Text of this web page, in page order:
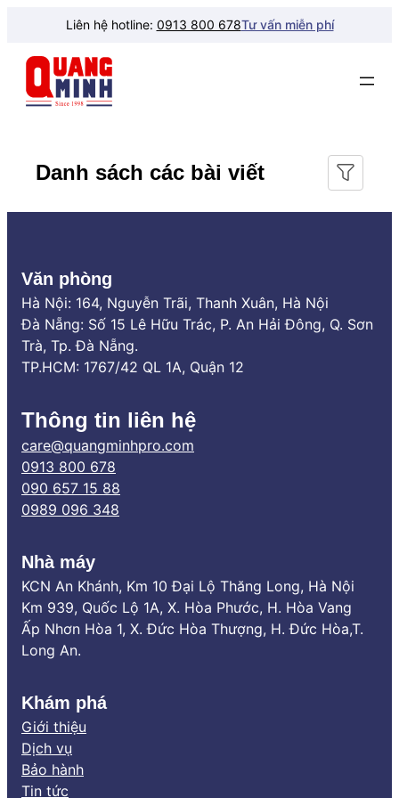
phần
dung
Liên hệ hotline: 0913 800 678Tư vấn miễn phí
Danh sách các bài viết
Văn phòng
Hà Nội: 164, Nguyễn Trãi, Thanh Xuân, Hà Nội
Đà Nẵng: Số 15 Lê Hữu Trác, P. An Hải Đông, Q. Sơn
Trà, Tp. Đà Nẵng.
TP.HCM: 1767/42 QL 1A, Quận 12
Thông tin liên hệ
care@quangminhpro.com
0913 800 678
090 657 15 88
0989 096 348
Nhà máy
KCN An Khánh, Km 10 Đại Lộ Thăng Long, Hà Nội
Km 939, Quốc Lộ 1A, X. Hòa Phước, H. Hòa Vang
Ấp Nhơn Hòa 1, X. Đức Hòa Thượng, H. Đức Hòa,T.
Long An.
Khám phá
Giới thiệu
Dịch vụ
Bảo hành
Tin tức